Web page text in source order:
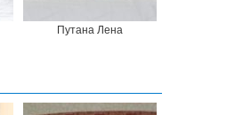
Путана Лена